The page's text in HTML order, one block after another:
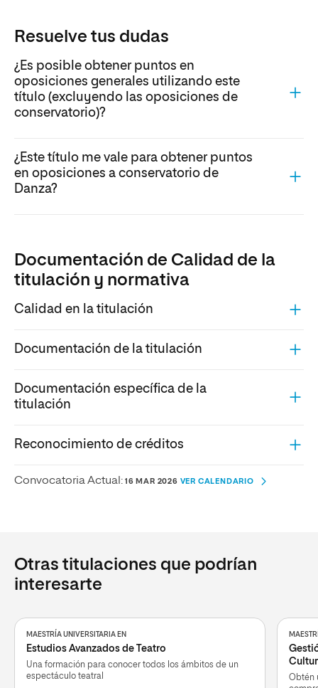
Resuelve tus dudas
¿Es posible obtener puntos en
oposiciones generales utilizando este
título (excluyendo las oposiciones de
conservatorio)?
¿Este título me vale para obtener puntos
en oposiciones a conservatorio de
Danza?
Documentación de Calidad de la
titulación y normativa
Calidad en la titulación
Documentación de la titulación
Documentación específica de la
titulación
Reconocimiento de créditos
Convocatoria Actual: 16 MAR 2026 VER CALENDARIO
Otras titulaciones que podrían
interesarte
MAESTRÍA UNIVERSITARIA EN
Estudios Avanzados de Teatro
Una formación para conocer todos los ámbitos de un
espectáculo teatral
Obtén